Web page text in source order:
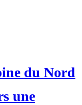
du Nord
une